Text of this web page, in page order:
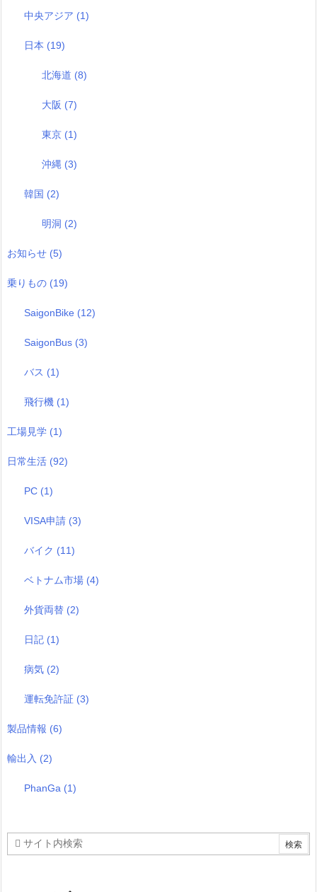
中央アジア (1)
日本 (19)
北海道 (8)
大阪 (7)
東京 (1)
沖縄 (3)
韓国 (2)
明洞 (2)
お知らせ (5)
乗りもの (19)
SaigonBike (12)
SaigonBus (3)
バス (1)
飛行機 (1)
工場見学 (1)
日常生活 (92)
PC (1)
VISA申請 (3)
バイク (11)
ベトナム市場 (4)
外貨両替 (2)
日記 (1)
病気 (2)
運転免許証 (3)
製品情報 (6)
輸出入 (2)
PhanGa (1)